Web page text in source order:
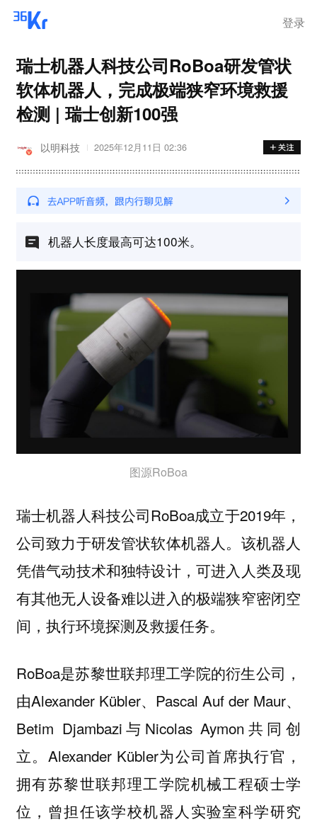
登录
瑞士机器人科技公司RoBoa研发管状
软体机器人，完成极端狭窄环境救援
检测 | 瑞士创新100强
以明科技 2025年12月11日 02:36
机器人长度最高可达100米。
图源RoBoa
瑞士机器人科技公司RoBoa成立于2019年，
公司致力于研发管状软体机器人。该机器人
凭借气动技术和独特设计，可进入人类及现
有其他无人设备难以进入的极端狭窄密闭空
间，执行环境探测及救援任务。
RoBoa是苏黎世联邦理工学院的衍生公司，
由Alexander Kübler、Pascal Auf der Maur、
Betim Djambazi与Nicolas Aymon共同创
立。Alexander Kübler为公司首席执行官，
拥有苏黎世联邦理工学院机械工程硕士学
位，曾担任该学校机器人实验室科学研究